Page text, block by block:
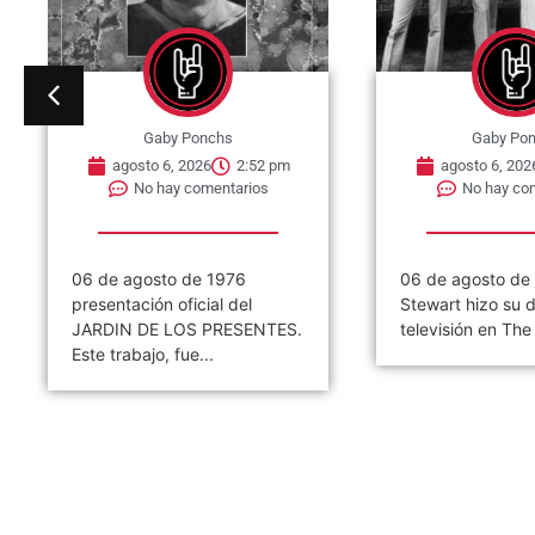
Gaby Ponchs
agosto 6, 2026
2:47 pm
No hay comentarios
06 de agosto de 1964, Rod
Stewart hizo su debut en
televisión en The Beat...
Gaby
agosto 6,
No hay
06 de agosto de
publica en Reino
single